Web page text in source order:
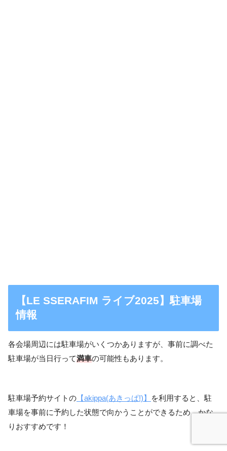
【LE SSERAFIM ライブ2025】駐車場
情報
各会場周辺には駐車場がいくつかありますが、事前に調べた
駐車場が当日行って満車の可能性もあります。
駐車場予約サイトの 【akippa(あきっぱ!)】
を利用すると、駐
車場を事前に予約した状態で向かうことができるため、かな
りおすすめです！